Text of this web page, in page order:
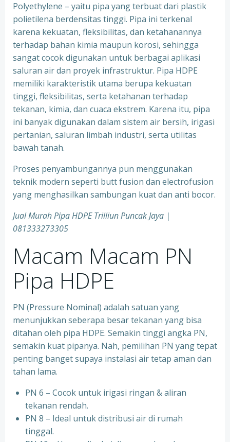
Polyethylene – yaitu pipa yang terbuat dari plastik
polietilena berdensitas tinggi. Pipa ini terkenal
karena kekuatan, fleksibilitas, dan ketahanannya
terhadap bahan kimia maupun korosi, sehingga
sangat cocok digunakan untuk berbagai aplikasi
saluran air dan proyek infrastruktur. Pipa HDPE
memiliki karakteristik utama berupa kekuatan
tinggi, fleksibilitas, serta ketahanan terhadap
tekanan, kimia, dan cuaca ekstrem. Karena itu, pipa
ini banyak digunakan dalam sistem air bersih, irigasi
pertanian, saluran limbah industri, serta utilitas
bawah tanah.
Proses penyambungannya pun menggunakan
teknik modern seperti butt fusion dan electrofusion
yang menghasilkan sambungan kuat dan anti bocor.
Jual Murah Pipa HDPE Trilliun Puncak Jaya |
081333273305
Macam Macam PN
Pipa HDPE
PN (Pressure Nominal) adalah satuan yang
menunjukkan seberapa besar tekanan yang bisa
ditahan oleh pipa HDPE. Semakin tinggi angka PN,
semakin kuat pipanya. Nah, pemilihan PN yang tepat
penting banget supaya instalasi air tetap aman dan
tahan lama.
PN 6 – Cocok untuk irigasi ringan & aliran
tekanan rendah.
PN 8 – Ideal untuk distribusi air di rumah
tinggal.